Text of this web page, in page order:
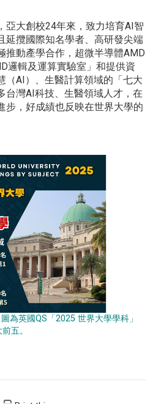
亞大創校24年來，致力培育AI智
延攬國際知名學者、高研發尖端
推動產學合作，超微半導體AMD
邏輯及運算實驗室」和提供資
（AI）、生醫計算領域的「七大
台灣AI科技、生醫領域人才，在
步，好成績也反映在世界大學的
世界大學學科」
五。